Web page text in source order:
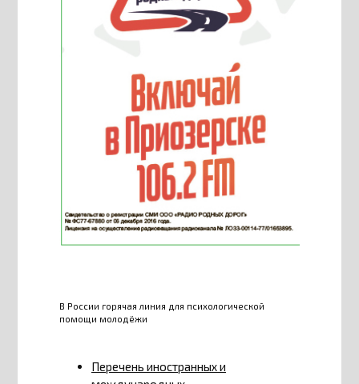
В России горячая линия для психологической
помощи молодёжи
Перечень иностранных и